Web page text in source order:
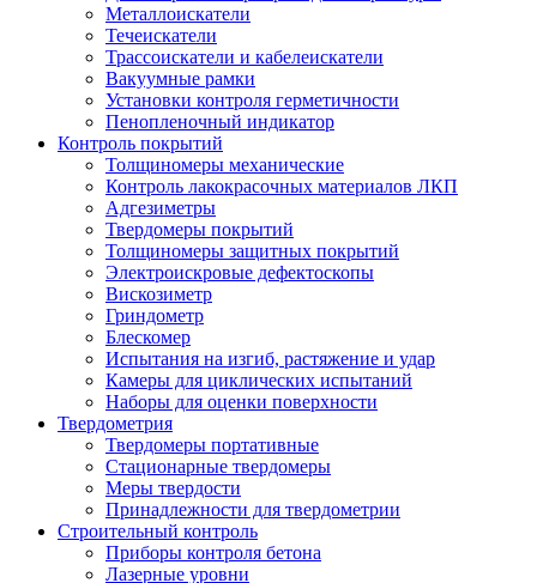
Металлоискатели
Течеискатели
Трассоискатели и кабелеискатели
Вакуумные рамки
Установки контроля герметичности
Пенопленочный индикатор
Контроль покрытий
Толщиномеры механические
Контроль лакокрасочных материалов ЛКП
Адгезиметры
Твердомеры покрытий
Толщиномеры защитных покрытий
Электроискровые дефектоскопы
Вискозиметр
Гриндометр
Блескомер
Испытания на изгиб, растяжение и удар
Камеры для циклических испытаний
Наборы для оценки поверхности
Твердометрия
Твердомеры портативные
Стационарные твердомеры
Меры твердости
Принадлежности для твердометрии
Строительный контроль
Приборы контроля бетона
Лазерные уровни